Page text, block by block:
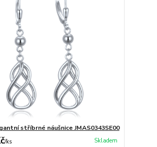
stříbrné náušnice JMAS0343SE00
/ks Skladem